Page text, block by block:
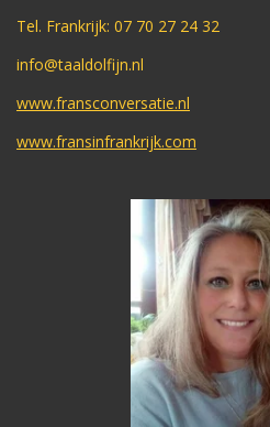
Tel. Frankrijk: 07 70 27 24 32
info@taaldolfijn.nl
www.fransconversatie.nl
www.fransinfrankrijk.com